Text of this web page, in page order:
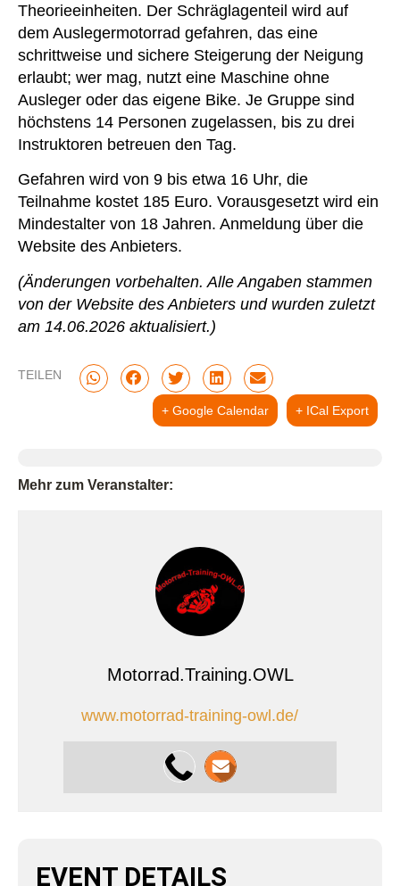
Theorieeinheiten. Der Schräglagenteil wird auf
dem Auslegermotorrad gefahren, das eine
schrittweise und sichere Steigerung der Neigung
erlaubt; wer mag, nutzt eine Maschine ohne
Ausleger oder das eigene Bike. Je Gruppe sind
höchstens 14 Personen zugelassen, bis zu drei
Instruktoren betreuen den Tag.
Gefahren wird von 9 bis etwa 16 Uhr, die
Teilnahme kostet 185 Euro. Vorausgesetzt wird ein
Mindestalter von 18 Jahren. Anmeldung über die
Website des Anbieters.
(Änderungen vorbehalten. Alle Angaben stammen
von der Website des Anbieters und wurden zuletzt
am 14.06.2026 aktualisiert.)
TEILEN
+ Google Calendar + ICal Export
Mehr zum Veranstalter:
Motorrad.Training.OWL
www.motorrad-training-owl.de/
EVENT DETAILS